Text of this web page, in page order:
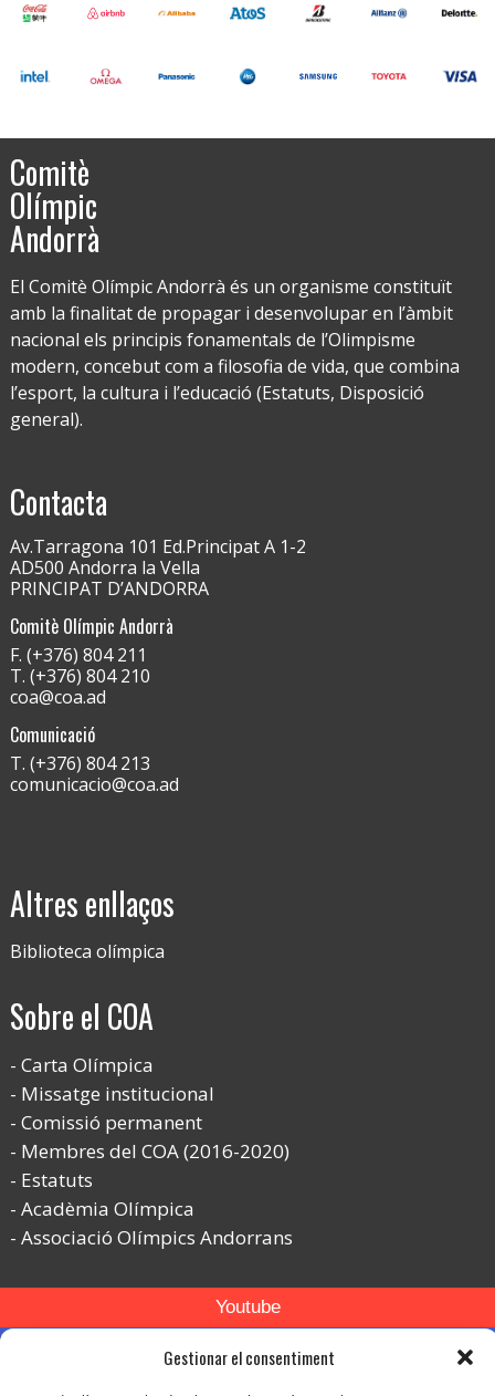
Gestionar el consentiment
Comitè
Olímpic
Andorrà
El Comitè Olímpic Andorrà és un organisme constituït
amb la finalitat de propagar i desenvolupar en l’àmbit
nacional els principis fonamentals de l’Olimpisme
modern, concebut com a filosofia de vida, que combina
l’esport, la cultura i l’educació (Estatuts, Disposició
general).
Contacta
Av.Tarragona 101 Ed.Principat A 1-2
AD500 Andorra la Vella
PRINCIPAT D’ANDORRA
Comitè Olímpic Andorrà
F. (+376) 804 211
T. (+376) 804 210
coa@coa.ad
Comunicació
T. (+376) 804 213
comunicacio@coa.ad
Altres enllaços
Biblioteca olímpica
Sobre el COA
Carta Olímpica
Missatge institucional
Comissió permanent
Membres del COA (2016-2020)
Estatuts
Acadèmia Olímpica
Associació Olímpics Andorrans
Youtube